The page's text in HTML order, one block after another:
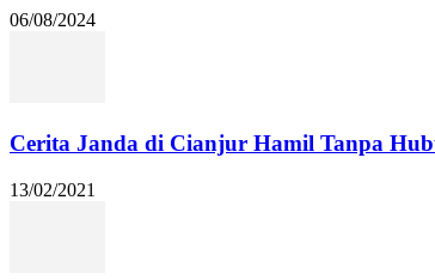
06/08/2024
Cerita Janda di Cianjur Hamil Tanpa
13/02/2021